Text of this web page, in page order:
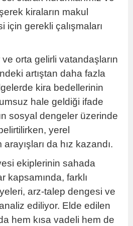
kiraların makul
için gerekli çalışmaları
orta gelirli vatandaşların
artıştan daha fazla
kira bedellerinin
hale geldiği ifade
sosyal dengeler üzerinde
yerel
da hız kazandı.
ekiplerinin sahada
kapsamında, farklı
arz-talep dengesi ve
ediliyor. Elde edilen
hem kısa vadeli hem de